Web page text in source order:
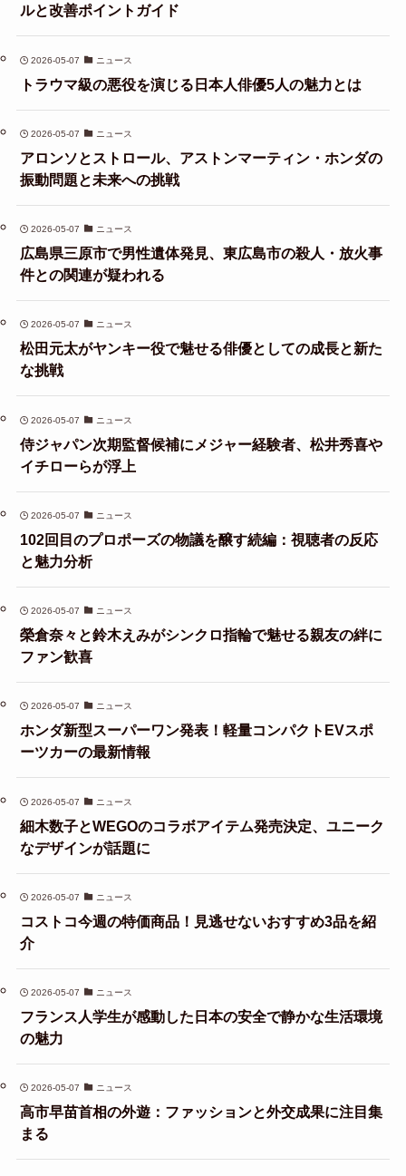
ルと改善ポイントガイド
2026-05-07 ニュース
トラウマ級の悪役を演じる日本人俳優5人の魅力とは
2026-05-07 ニュース
アロンソとストロール、アストンマーティン・ホンダの
振動問題と未来への挑戦
2026-05-07 ニュース
広島県三原市で男性遺体発見、東広島市の殺人・放火事
件との関連が疑われる
2026-05-07 ニュース
松田元太がヤンキー役で魅せる俳優としての成長と新た
な挑戦
2026-05-07 ニュース
侍ジャパン次期監督候補にメジャー経験者、松井秀喜や
イチローらが浮上
2026-05-07 ニュース
102回目のプロポーズの物議を醸す続編：視聴者の反応
と魅力分析
2026-05-07 ニュース
榮倉奈々と鈴木えみがシンクロ指輪で魅せる親友の絆に
ファン歓喜
2026-05-07 ニュース
ホンダ新型スーパーワン発表！軽量コンパクトEVスポ
ーツカーの最新情報
2026-05-07 ニュース
細木数子とWEGOのコラボアイテム発売決定、ユニーク
なデザインが話題に
2026-05-07 ニュース
コストコ今週の特価商品！見逃せないおすすめ3品を紹
介
2026-05-07 ニュース
フランス人学生が感動した日本の安全で静かな生活環境
の魅力
2026-05-07 ニュース
高市早苗首相の外遊：ファッションと外交成果に注目集
まる